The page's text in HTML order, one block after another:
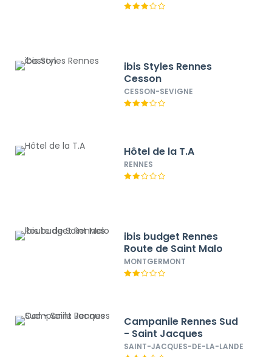
ibis Styles Rennes
Cesson
CESSON-SEVIGNE
Hôtel de la T.A
RENNES
ibis budget Rennes
Route de Saint Malo
MONTGERMONT
Campanile Rennes Sud
- Saint Jacques
SAINT-JACQUES-DE-LA-LANDE